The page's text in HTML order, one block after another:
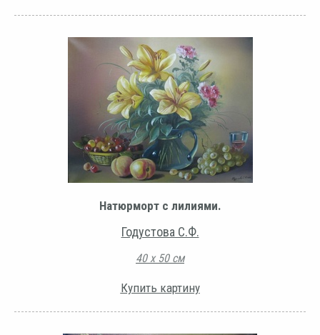
Натюрморт с лилиями.
Годустова С.Ф.
40 х 50 см
Купить картину